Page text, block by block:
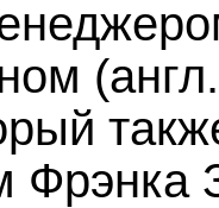
Фрэнка